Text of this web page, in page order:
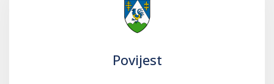
Povijest